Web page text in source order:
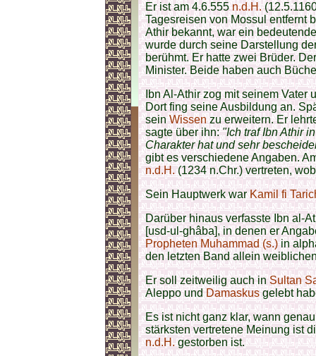
Er ist am 4.6.555n.d.H.
Tagesreisen von Mossul entfernt
Athir bekannt, war ein
wurde durch seine Darstellung
berühmt. Er hatte zwei Brüder.
Minister. Beide haben auch
Ibn Al-Athir zog mit seinem Vater
Dort fing seine Ausbildung an.
seinWissenzu erweitern. Er
sagte über ihn:"Ich traf Ibn Athir
Charakter hat und sehr
gibt es verschiedene Angaben.
n.d.H.(1234 n.Chr.) vertreten,
Sein Hauptwerk warKamil fi
Darüber hinaus verfasste Ibn al-
[usd-ul-ghâba], in denen er
Propheten Muhammad (s.)in
den letzten Band allein
Er soll zeitweilig auch inSultan
Aleppo undDamaskusgelebt
Es ist nicht ganz klar, wann
stärksten vertretene Meinung ist
n.d.H.gestorben ist.